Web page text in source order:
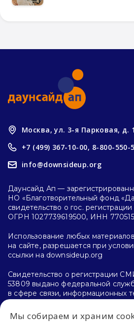
Москва, ул. 3-я Парковая, д.
+7 (499) 367-10-00, 8-800-550-
info@downsideup.org
Даунсайд Ап —
НО «Благотворительный фонд
свидетельство о гос.
ОГРН 1027739619500, ИНН
Использование любых
на сайте, разрешается при
ссылки на downsideup.org
Свидетельство о регистрации
53809 выдано федеральной
в сфере связи, информационных
и массовых коммуникаций
26.04.2013 г.
Мы собираем и храним